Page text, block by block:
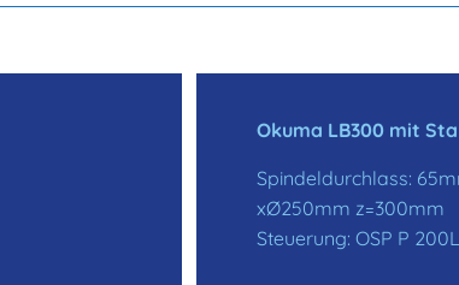
Okuma LB300 mit
Spindeldurchlass:
xØ250mm z=300mm
Steuerung: OSP P 200L